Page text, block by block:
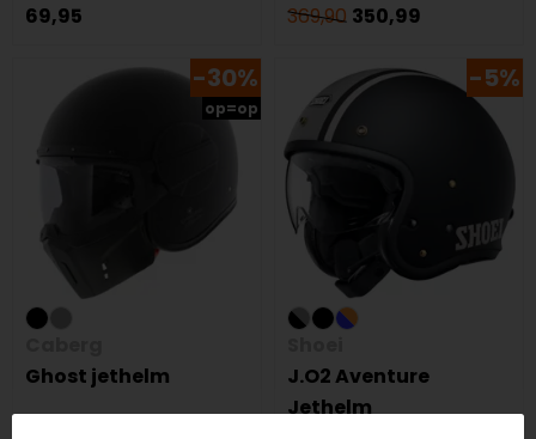
69,95
369,90 350,99
-30%
op=op
Ghost jethelm
-5%
J.O2 Aventure
Jethelm